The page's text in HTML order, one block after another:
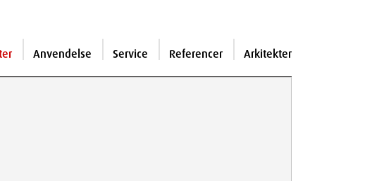
Anvendelse Service Referencer Arkitekter